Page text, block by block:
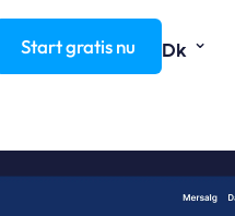
Start gratis nu Dk ⌄